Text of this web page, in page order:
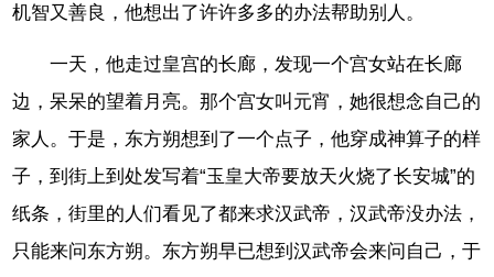
机智又善良，他想出了许许多多的办法帮助别人。
一天，他走过皇宫的长廊，发现一个宫女站在长廊
边，呆呆的望着月亮。那个宫女叫元宵，她很想念自己的
家人。于是，东方朔想到了一个点子，他穿成神算子的样
子，到街上到处发写着“玉皇大帝要放天火烧了长安城”的
纸条，街里的人们看见了都来求汉武帝，汉武帝没办法，
只能来问东方朔。东方朔早已想到汉武帝会来问自己，于